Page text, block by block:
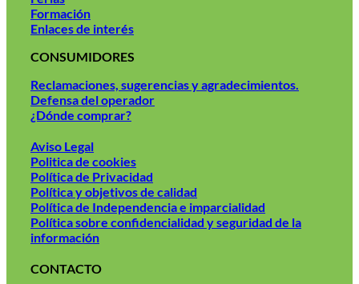
Formación
Enlaces de interés
CONSUMIDORES
Reclamaciones, sugerencias y agradecimientos.
Defensa del operador
¿Dónde comprar?
Aviso Legal
Politica de cookies
Política de Privacidad
Política y objetivos de calidad
Política de Independencia e imparcialidad
Política sobre confidencialidad y seguridad de la
información
CONTACTO